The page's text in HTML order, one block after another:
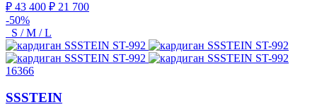
₽ 43 400 ₽ 21 700
-50%
S / M / L
16366
SSSTEIN